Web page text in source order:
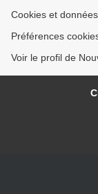
Cookies et
Préférences
Voir le profil de